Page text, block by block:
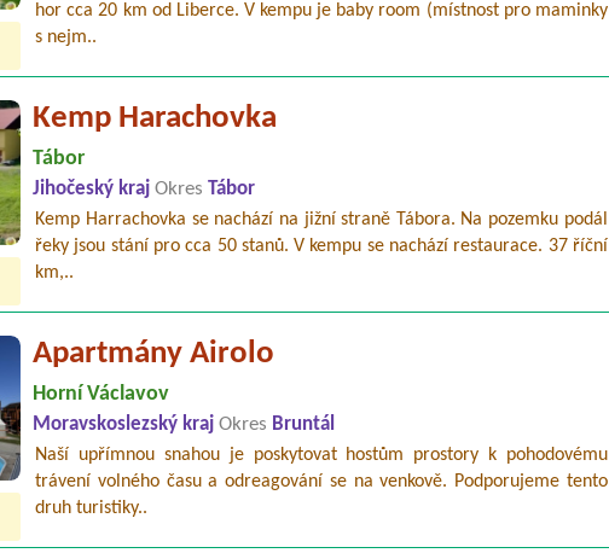
hor cca 20 km od Liberce. V kempu je baby room (místnost pro maminky
s nejm..
Kemp Harachovka
Tábor
Jihočeský krajOkres Tábor
Kemp Harrachovka se nachází na jižní straně Tábora. Na pozemku podál
řeky jsou stání pro cca 50 stanů. V kempu se nachází restaurace. 37 říční
km,..
Apartmány Airolo
Horní Václavov
Moravskoslezský krajOkres Bruntál
Naší upřímnou snahou je poskytovat hostům prostory k pohodovému
trávení volného času a odreagování se na venkově. Podporujeme tento
druh turistiky..